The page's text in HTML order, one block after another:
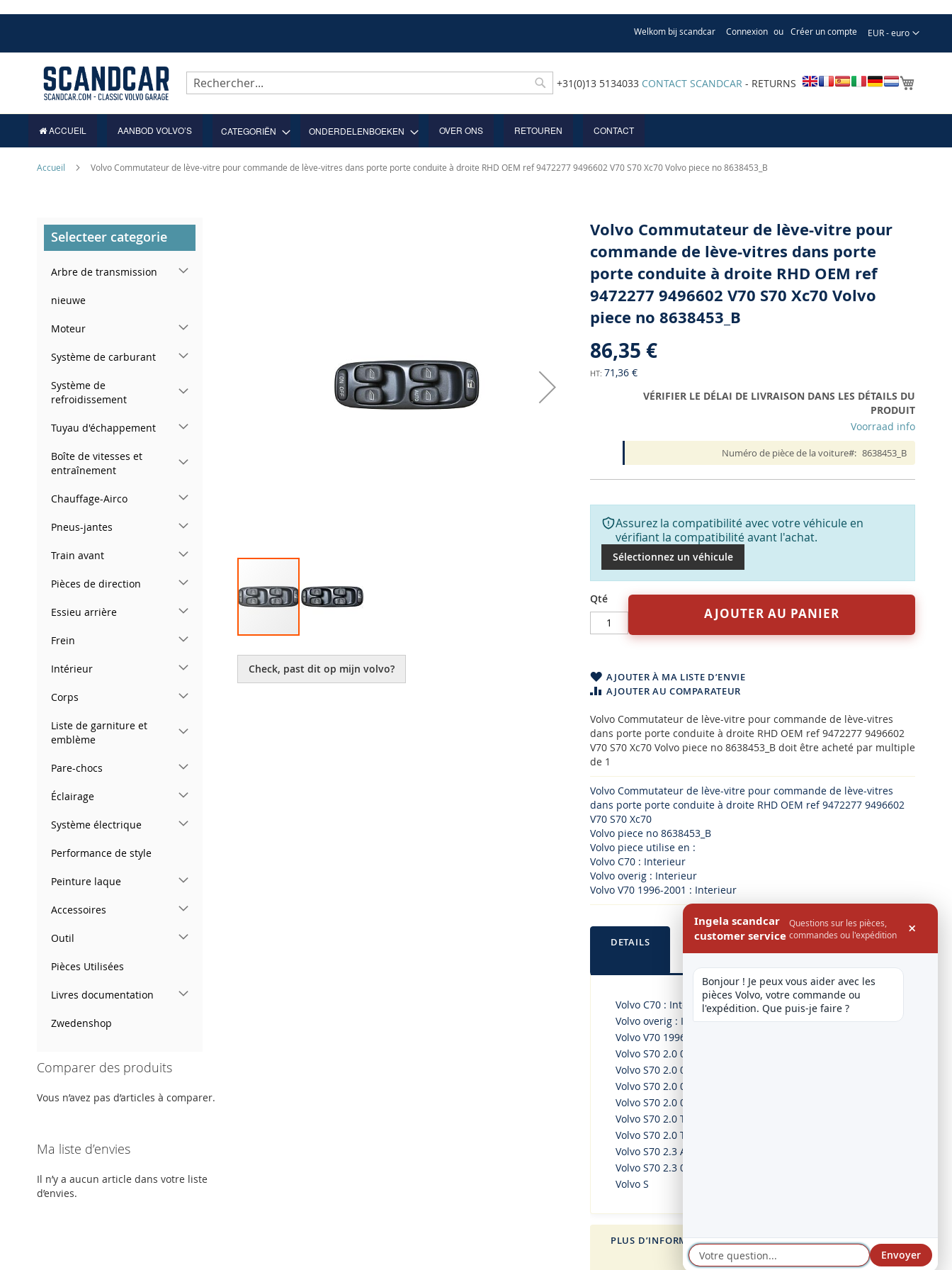
Devise
EUR - euro
Welkom bij scandcar Connexion Créer un compte
contenu
Rechercher
+31(0)13 5134033 CONTACT SCANDCAR - RETURNS
ACCUEIL AANBOD VOLVO’S CATEGORIËN ONDERDELENBOEKEN OVER ONS RETOUREN CONTACT
Accueil Volvo Commutateur de lève-vitre pour commande de lève-vitres dans porte porte conduite à droite RHD OEM ref 9472277 9496602 V70 S70 Xc70 Volvo piece no 8638453_B
to
the
beginning
Volvo Commutateur de lève-vitre pour
commande de lève-vitres dans porte
porte conduite à droite RHD OEM ref
9472277 9496602 V70 S70 Xc70 Volvo
piece no 8638453_B
86,35 €
71,36 €
VÉRIFIER LE DÉLAI DE LIVRAISON DANS LES DÉTAILS DU
PRODUIT
Voorraad info
Numéro de pièce de la voiture 8638453_B
Assurez la compatibilité avec votre véhicule en
vérifiant la compatibilité avant l'achat.
Sélectionnez un véhicule
Qté
AJOUTER AU PANIER
AJOUTER À MA LISTE D’ENVIE
AJOUTER AU COMPARATEUR
Volvo Commutateur de lève-vitre pour commande de lève-vitres
dans porte porte conduite à droite RHD OEM ref 9472277 9496602
V70 S70 Xc70 Volvo piece no 8638453_B doit être acheté par multiple
de 1
Volvo Commutateur de lève-vitre pour commande de lève-vitres
dans porte porte conduite à droite RHD OEM ref 9472277 9496602
V70 S70 Xc70
Volvo piece no 8638453_B
Volvo piece utilise en :
Volvo C70 : Interieur
Volvo overig : Interieur
Volvo V70 1996-2001 : Interieur
DETAILS
Volvo C70 : Interieur
Volvo overig : Interieur
Volvo V70 1996-2001 : Interieur
Volvo S70 2.0 01.97-11.00
Volvo S70 2.0 01.97-11.00
Volvo S70 2.0 01.97-11.00
Volvo S70 2.0 01.97-11.00
Volvo S70 2.0 Turbo 01.97-11.00
Volvo S70 2.0 Turbo 01.97-11.00
Volvo S70 2.3 Awd 04.99-09.00
Volvo S70 2.3 04.99-09.00
Volvo S
PLUS D’INFORMATION FOR VOLVO
Check, past dit op mijn volvo?
Selecteer categorie
Arbre de transmission
nieuwe
Moteur
Système de carburant
Système de
refroidissement
Tuyau d'échappement
Boîte de vitesses et
entraînement
Chauffage-Airco
Pneus-jantes
Train avant
Pièces de direction
Essieu arrière
Frein
Intérieur
Corps
Liste de garniture et
emblème
Pare-chocs
Éclairage
Système électrique
Performance de style
Peinture laque
Accessoires
Outil
Pièces Utilisées
Livres documentation
Zwedenshop
Comparer des produits
Vous n’avez pas d’articles à comparer.
Ma liste d’envies
Il n’y a aucun article dans votre liste
d’envies.
Ingela scandcar
customer service
Questions sur les pièces,
commandes ou l'expédition
×
Bonjour ! Je peux vous aider avec les
pièces Volvo, votre commande ou
l'expédition. Que puis-je faire ?
Envoyer